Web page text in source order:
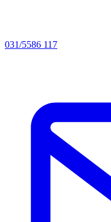
031/5586 117